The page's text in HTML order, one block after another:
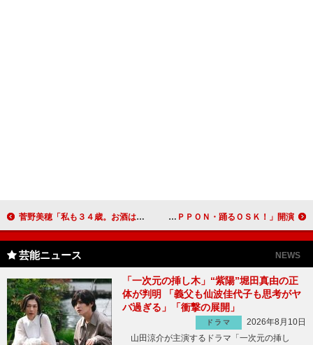
菅野美穂「私も３４歳。お酒は好き」 新ＣＭで角ハイボールを出すお店の新米店主に ＯＳＫ日本歌劇団が、８年ぶりの東京公演！ 「桜ＮＩＰＰＯＮ・踊るＯＳＫ！」開演
芸能ニュース NEWS
「一次元の挿し木」“紫陽”堀田真由の正
体が判明 「義父も仙波佳代子も思考がヤ
バ過ぎる」「衝撃の展開」
ドラマ
2026年8月10日
山田涼介が主演するドラマ「一次元の挿し